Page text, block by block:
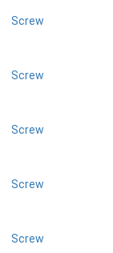
Screw
Screw
Screw
Screw
Screw